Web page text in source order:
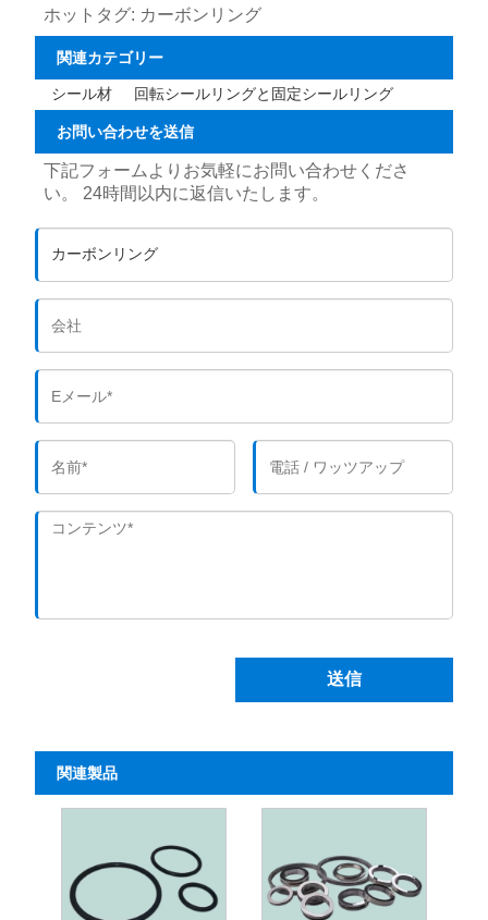
ホットタグ: カーボンリング
関連カテゴリー
シール材 回転シールリングと固定シールリング
お問い合わせを送信
下記フォームよりお気軽にお問い合わせくださ
い。 24時間以内に返信いたします。
送信
関連製品